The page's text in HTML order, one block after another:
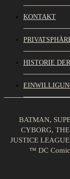
KONTAKT
HISTORIE
BATMAN,
CYBORG,
JUSTICE
™ DC